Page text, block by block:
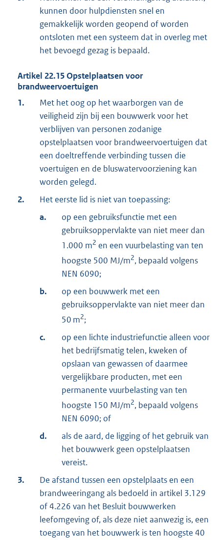
kunnen door hulpdiensten snel en
gemakkelijk worden geopend of worden
ontsloten met een systeem dat in overleg met
het bevoegd gezag is bepaald.
Artikel 22.15Opstelplaatsen voor
brandweervoertuigen
1.
Met het oog op het waarborgen van de
veiligheid zijn bij een bouwwerk voor het
verblijven van personen zodanige
opstelplaatsen voor brandweervoertuigen dat
een doeltreffende verbinding tussen die
voertuigen en de bluswatervoorziening kan
worden gelegd.
2.
Het eerste lid is niet van toepassing:
a.
op een gebruiksfunctie met een
gebruiksoppervlakte van niet meer dan
1.000 m2 en een vuurbelasting van ten
hoogste 500 MJ/m2, bepaald volgens
NEN 6090;
b.
op een bouwwerk met een
gebruiksoppervlakte van niet meer dan
50 m2;
c.
op een lichte industriefunctie alleen voor
het bedrijfsmatig telen, kweken of
opslaan van gewassen of daarmee
vergelijkbare producten, met een
permanente vuurbelasting van ten
hoogste 150 MJ/m2, bepaald volgens
NEN 6090; of
d.
als de aard, de ligging of het gebruik van
het bouwwerk geen opstelplaatsen
vereist.
3.
De afstand tussen een opstelplaats en een
brandweeringang als bedoeld in artikel 3.129
of 4.226 van het Besluit bouwwerken
leefomgeving of, als deze niet aanwezig is, een
toegang van het bouwwerk is ten hoogste 40